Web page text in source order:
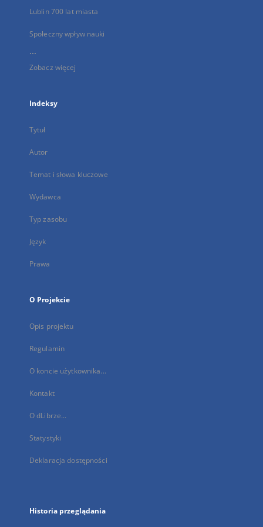
Lublin 700 lat miasta
Społeczny wpływ nauki
...
Zobacz więcej
Indeksy
Tytuł
Autor
Temat i słowa kluczowe
Wydawca
Typ zasobu
Język
Prawa
O Projekcie
Opis projektu
Regulamin
O koncie użytkownika...
Kontakt
O dLibrze...
Statystyki
Deklaracja dostępności
Historia przeglądania